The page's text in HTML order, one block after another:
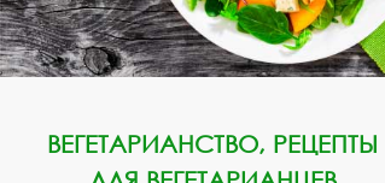
ВЕГЕТАРИАНСТВО, РЕЦЕПТЫ